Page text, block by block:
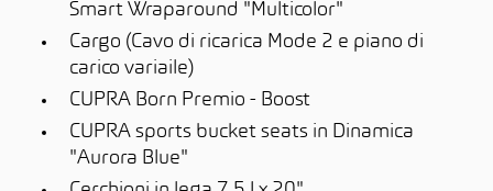
Smart Wraparound "Multicolor"
Cargo (Cavo di ricarica Mode 2 e piano di
carico variaile)
CUPRA Born Premio - Boost
CUPRA sports bucket seats in Dinamica
"Aurora Blue"